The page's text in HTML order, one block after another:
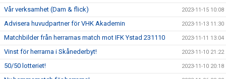
Vår verksamhet (Dam & flick) 2023-11-15 10:08
Advisera huvudpartner för VHK Akademin 2023-11-13 11:30
Matchbilder från herrarnas match mot IFK Ystad 231110 2023-11-11 13:04
Vinst för herrarna i Skånederbyt! 2023-11-10 21:22
50/50 lotteriet! 2023-11-10 20:18